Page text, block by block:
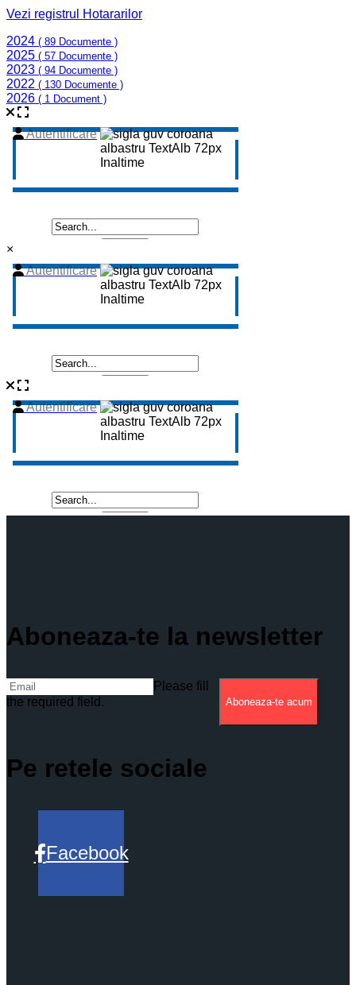
Vezi registrul Hotararilor
2024 ( 89 Documente )
2025 ( 57 Documente )
2023 ( 94 Documente )
2022 ( 130 Documente )
2026 ( 1 Document )
×
Aboneaza-te la newsletter
Please fill
the required field.
Aboneaza-te acum
Pe retele sociale
Facebook